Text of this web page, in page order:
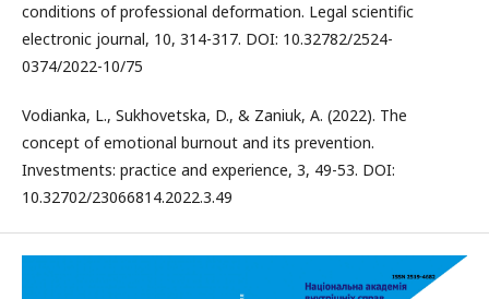
conditions of professional deformation. Legal scientific
electronic journal, 10, 314-317. DOI: 10.32782/2524-
0374/2022-10/75
Vodianka, L., Sukhovetska, D., & Zaniuk, A. (2022). The
concept of emotional burnout and its prevention.
Investments: practice and experience, 3, 49-53. DOI:
10.32702/23066814.2022.3.49